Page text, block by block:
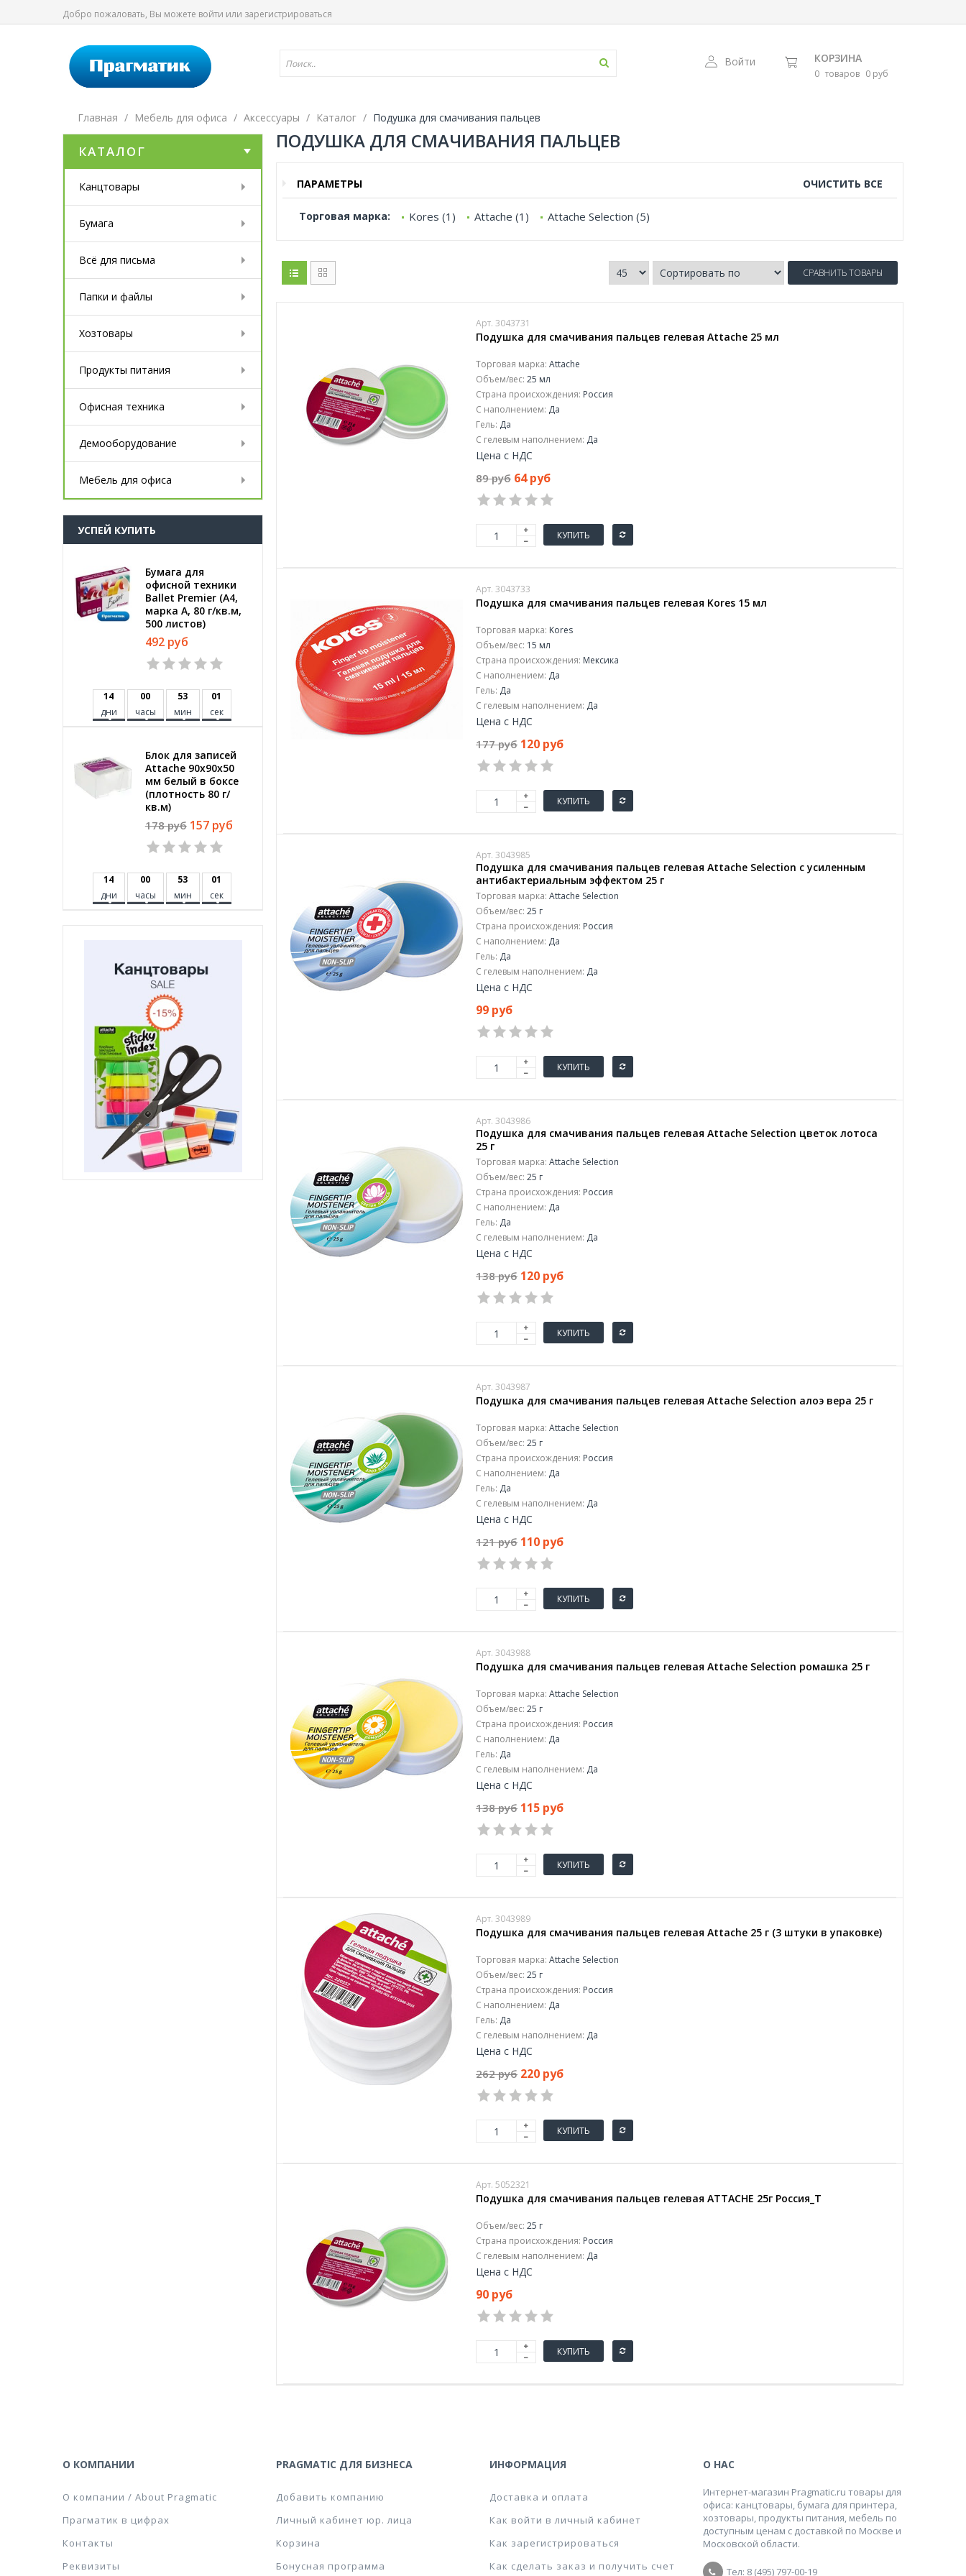
Добро пожаловать, Вы можете войти или зарегистрироваться
Войти КОРЗИНА
0 товаров 0 руб
Главная Мебель для офиса Аксессуары Каталог Подушка для смачивания пальцев
КАТАЛОГ
Канцтовары
Бумага
Всё для письма
Папки и файлы
Хозтовары
Продукты питания
Офисная техника
Демооборудование
Мебель для офиса
УСПЕЙ КУПИТЬ
Бумага для
офисной техники
Ballet Premier (А4,
марка A, 80 г/кв.м,
500 листов)
492 руб
14
дни
00
часы
53
мин
00
сек
Блок для записей
Attache 90x90x50
мм белый в боксе
(плотность 80 г/
кв.м)
178 руб 157 руб
14
дни
00
часы
53
мин
00
сек
ПОДУШКА ДЛЯ СМАЧИВАНИЯ ПАЛЬЦЕВ
ПАРАМЕТРЫ ОЧИСТИТЬ ВСЕ
Торговая марка: Kores (1) Attache (1) Attache Selection (5)
СРАВНИТЬ ТОВАРЫ
Арт. 3043731
Подушка для смачивания пальцев гелевая Attache 25 мл
Торговая марка: Attache
Объем/вес: 25 мл
Страна происхождения: Россия
С наполнением: Да
Гель: Да
С гелевым наполнением: Да
Цена с НДС
89 руб 64 руб
КУПИТЬ
Арт. 3043733
Подушка для смачивания пальцев гелевая Kores 15 мл
Торговая марка: Kores
Объем/вес: 15 мл
Страна происхождения: Мексика
С наполнением: Да
Гель: Да
С гелевым наполнением: Да
Цена с НДС
177 руб 120 руб
КУПИТЬ
Арт. 3043985
Подушка для смачивания пальцев гелевая Attache Selection с усиленным
антибактериальным эффектом 25 г
Торговая марка: Attache Selection
Объем/вес: 25 г
Страна происхождения: Россия
С наполнением: Да
Гель: Да
С гелевым наполнением: Да
Цена с НДС
99 руб
КУПИТЬ
Арт. 3043986
Подушка для смачивания пальцев гелевая Attache Selection цветок лотоса
25 г
Торговая марка: Attache Selection
Объем/вес: 25 г
Страна происхождения: Россия
С наполнением: Да
Гель: Да
С гелевым наполнением: Да
Цена с НДС
138 руб 120 руб
КУПИТЬ
Арт. 3043987
Подушка для смачивания пальцев гелевая Attache Selection алоэ вера 25 г
Торговая марка: Attache Selection
Объем/вес: 25 г
Страна происхождения: Россия
С наполнением: Да
Гель: Да
С гелевым наполнением: Да
Цена с НДС
121 руб 110 руб
КУПИТЬ
Арт. 3043988
Подушка для смачивания пальцев гелевая Attache Selection ромашка 25 г
Торговая марка: Attache Selection
Объем/вес: 25 г
Страна происхождения: Россия
С наполнением: Да
Гель: Да
С гелевым наполнением: Да
Цена с НДС
138 руб 115 руб
КУПИТЬ
Арт. 3043989
Подушка для смачивания пальцев гелевая Attache 25 г (3 штуки в упаковке)
Торговая марка: Attache Selection
Объем/вес: 25 г
Страна происхождения: Россия
С наполнением: Да
Гель: Да
С гелевым наполнением: Да
Цена с НДС
262 руб 220 руб
КУПИТЬ
Арт. 5052321
Подушка для смачивания пальцев гелевая ATTACHE 25г Россия_Т
Объем/вес: 25 г
Страна происхождения: Россия
С гелевым наполнением: Да
Цена с НДС
90 руб
КУПИТЬ
О КОМПАНИИ
О компании / About Pragmatic
Прагматик в цифрах
Контакты
Реквизиты
PRAGMATIC ДЛЯ БИЗНЕСА
Добавить компанию
Личный кабинет юр. лица
Корзина
Бонусная программа
ИНФОРМАЦИЯ
Доставка и оплата
Как войти в личный кабинет
Как зарегистрироваться
Как сделать заказ и получить счет
О НАС
Интернет-магазин Pragmatic.ru товары для
офиса: канцтовары, бумага для принтера,
хозтовары, продукты питания, мебель по
доступным ценам с доставкой по Москве и
Московской области.
Тел: 8 (495) 797-00-19